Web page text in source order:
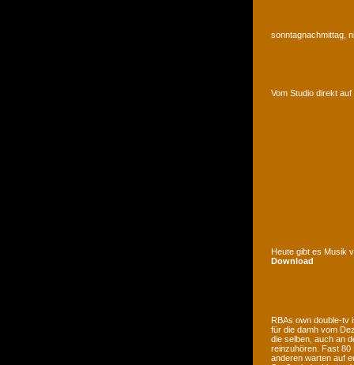
sonntagnachmittag,
Vom Studio direkt
Heute gibt es Musik
Download
RBAs own double-tv
für die damh vom
die selben, auch an
reinzuhören. Fast 80
anderen warten auf